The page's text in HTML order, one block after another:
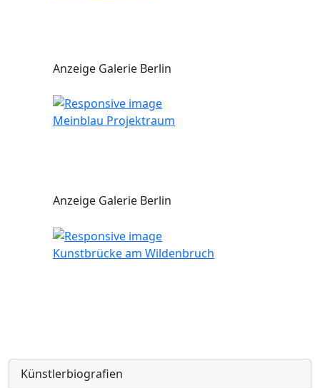
Anzeige Galerie Berlin
Meinblau Projektraum
Anzeige Galerie Berlin
Kunstbrücke am Wildenbruch
Künstlerbiografien